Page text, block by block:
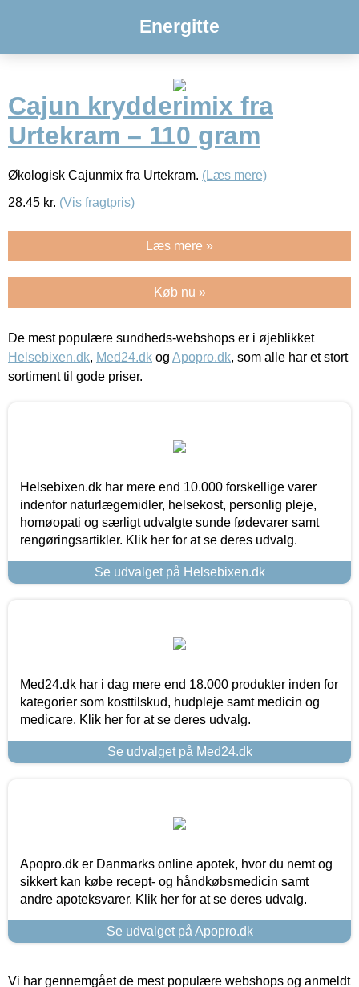
Energitte
Cajun krydderimix fra
Urtekram – 110 gram
Økologisk Cajunmix fra Urtekram. (Læs mere)
28.45 kr. (Vis fragtpris)
Læs mere »
Køb nu »
De mest populære sundheds-webshops er i øjeblikket
Helsebixen.dk, Med24.dk og Apopro.dk, som alle har et stort
sortiment til gode priser.
Helsebixen.dk har mere end 10.000 forskellige varer
indenfor naturlægemidler, helsekost, personlig pleje,
homøopati og særligt udvalgte sunde fødevarer samt
rengøringsartikler. Klik her for at se deres udvalg.
Se udvalget på Helsebixen.dk
Med24.dk har i dag mere end 18.000 produkter inden for
kategorier som kosttilskud, hudpleje samt medicin og
medicare. Klik her for at se deres udvalg.
Se udvalget på Med24.dk
Apopro.dk er Danmarks online apotek, hvor du nemt og
sikkert kan købe recept- og håndkøbsmedicin samt
andre apoteksvarer. Klik her for at se deres udvalg.
Se udvalget på Apopro.dk
Vi har gennemgået de mest populære webshops og anmeldt